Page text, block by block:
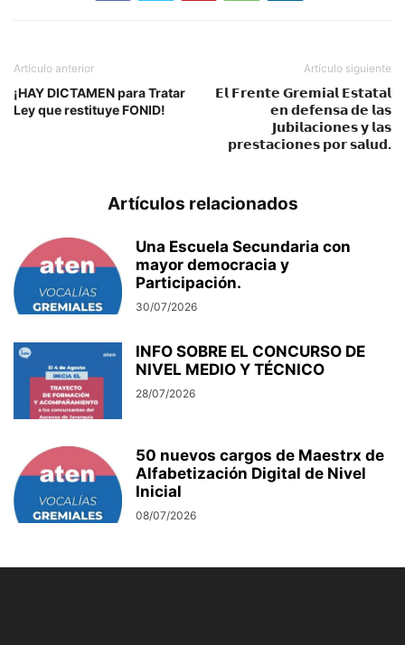
Artículo anterior
¡HAY DICTAMEN para Tratar
Ley que restituye FONID!
Artículo siguiente
𝗘𝗹 𝗙𝗿𝗲𝗻𝘁𝗲 𝗚𝗿𝗲𝗺𝗶𝗮𝗹 𝗘𝘀𝘁𝗮𝘁𝗮𝗹
𝗲𝗻 𝗱𝗲𝗳𝗲𝗻𝘀𝗮 𝗱𝗲 𝗹𝗮𝘀
𝗝𝘂𝗯𝗶𝗹𝗮𝗰𝗶𝗼𝗻𝗲𝘀 𝘆 𝗹𝗮𝘀
𝗽𝗿𝗲𝘀𝘁𝗮𝗰𝗶𝗼𝗻𝗲𝘀 𝗽𝗼𝗿 𝘀𝗮𝗹𝘂𝗱.
Artículos relacionados
Una Escuela Secundaria con
mayor democracia y
Participación.
30/07/2026
INFO SOBRE EL CONCURSO DE
NIVEL MEDIO Y TÉCNICO
28/07/2026
50 nuevos cargos de Maestrx de
Alfabetización Digital de Nivel
Inicial
08/07/2026